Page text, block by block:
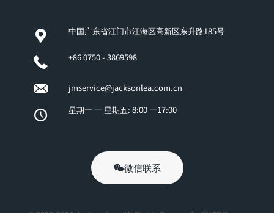
中国广东省江门市江海区高新区东升路185号
+86 0750 - 3869598
jmservice@jacksonlea.com.cn
星期一 — 星期五: 8:00 —17:00
微信联系